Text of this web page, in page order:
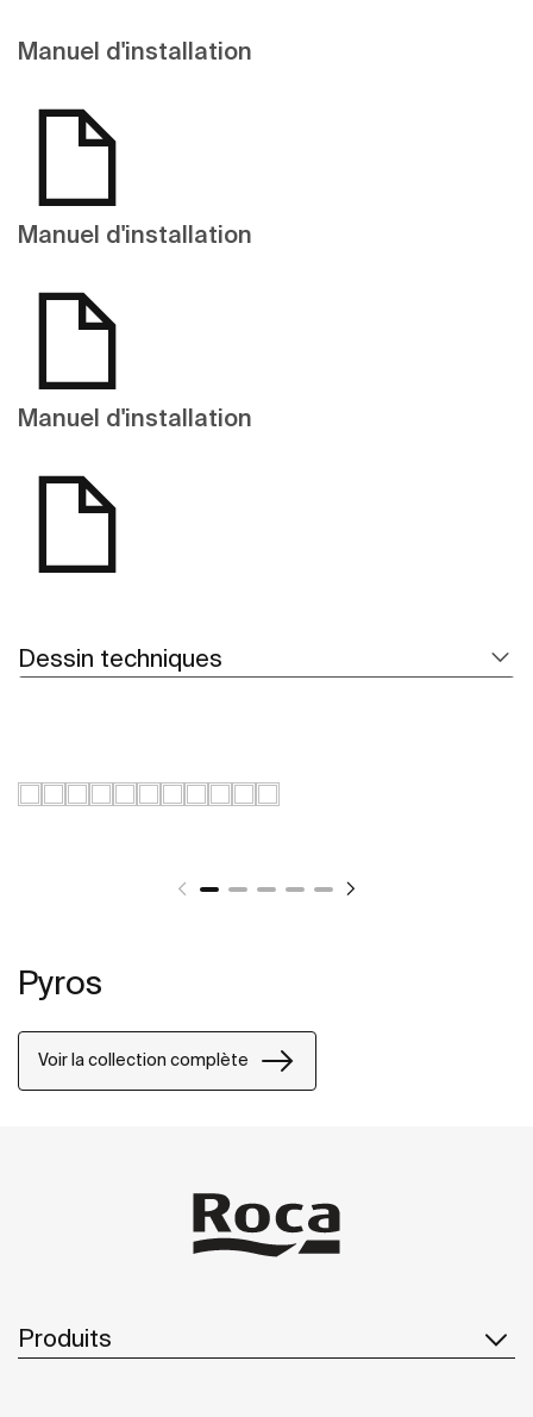
Manuel d'installation
Manuel d'installation
Manuel d'installation
Dessin techniques
Pyros
Voir la collection complète
Produits